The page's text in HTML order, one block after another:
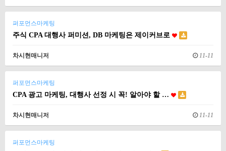
퍼포먼스마케팅
주식 CPA 대행사 퍼미션, DB 마케팅은 제이커브로
차시현매니저 11-11
퍼포먼스마케팅
CPA 광고 마케팅, 대행사 선정 시 꼭! 알아야 할 …
차시현매니저 11-11
퍼포먼스마케팅